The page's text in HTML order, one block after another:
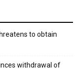
to obtain
withdrawal of